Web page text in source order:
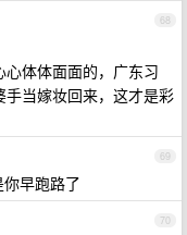
68
体体面面的，广东习
当嫁妆回来，这才是彩
69
早跑路了
70